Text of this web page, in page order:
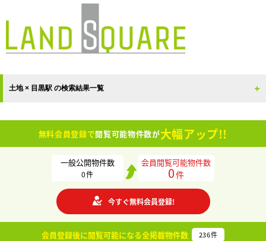
土地 × 目黒駅 の検索結果一覧
無料会員登録で閲覧可能物件数が大幅アップ!!
一般公開物件数
0件
会員閲覧可能物件数
0件
今すぐ無料会員登録!
会員登録後に閲覧可能になる全掲載物件数 236件